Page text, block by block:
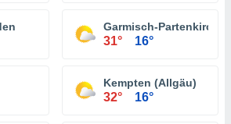
Garmisch-
31° 16°
Kempten (Allgäu)
32° 16°